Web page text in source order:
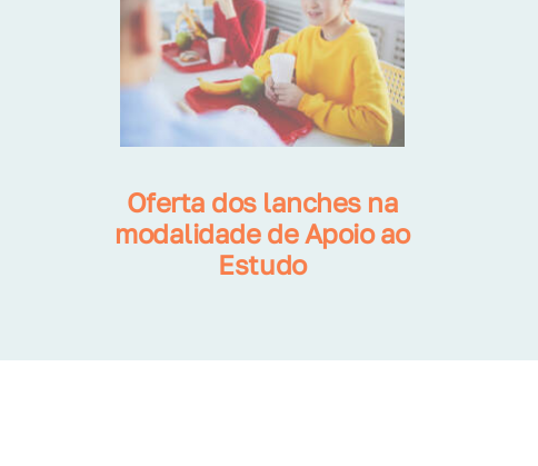
Oferta dos lanches na
modalidade de Apoio ao
Estudo